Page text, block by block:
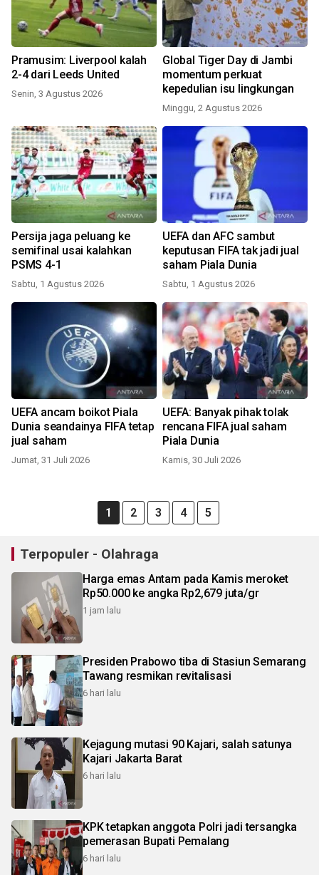
Pramusim: Liverpool kalah
2-4 dari Leeds United
Senin, 3 Agustus 2026
Global Tiger Day di Jambi
momentum perkuat
kepedulian isu lingkungan
Minggu, 2 Agustus 2026
Persija jaga peluang ke
semifinal usai kalahkan
PSMS 4-1
Sabtu, 1 Agustus 2026
UEFA dan AFC sambut
keputusan FIFA tak jadi jual
saham Piala Dunia
Sabtu, 1 Agustus 2026
UEFA ancam boikot Piala
Dunia seandainya FIFA tetap
jual saham
Jumat, 31 Juli 2026
UEFA: Banyak pihak tolak
rencana FIFA jual saham
Piala Dunia
Kamis, 30 Juli 2026
1 2 3 4 5
Terpopuler - Olahraga
Harga emas Antam pada Kamis meroket
Rp50.000 ke angka Rp2,679 juta/gr
1 jam lalu
Presiden Prabowo tiba di Stasiun Semarang
Tawang resmikan revitalisasi
6 hari lalu
Kejagung mutasi 90 Kajari, salah satunya
Kajari Jakarta Barat
6 hari lalu
KPK tetapkan anggota Polri jadi tersangka
pemerasan Bupati Pemalang
6 hari lalu